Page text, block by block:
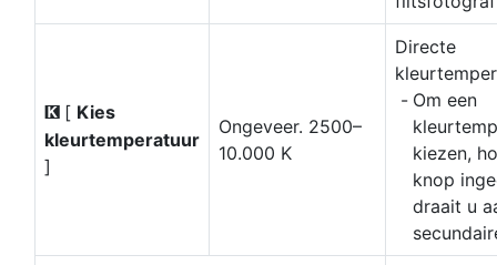
K [ Kies
kleurtemperatuur
]
Ongeveer. 2500–
10.000 K
Directe
Om een
kiezen,
knop
draait u